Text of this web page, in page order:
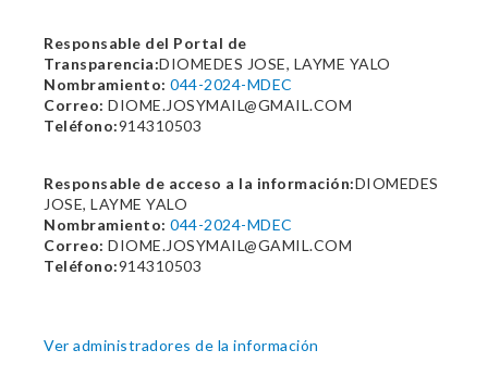
Responsable del Portal de
Transparencia:DIOMEDES JOSE, LAYME YALO
Nombramiento: 044-2024-MDEC
Correo: DIOME.JOSYMAIL@GMAIL.COM
Teléfono:914310503
Responsable de acceso a la información:DIOMEDES
JOSE, LAYME YALO
Nombramiento: 044-2024-MDEC
Correo: DIOME.JOSYMAIL@GAMIL.COM
Teléfono:914310503
Ver administradores de la información